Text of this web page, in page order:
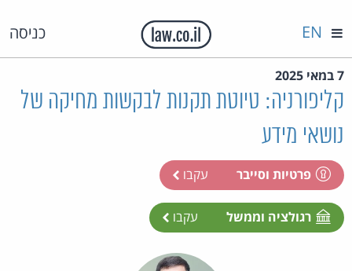
כניסה EN
7 במאי 2025
קליפורניה: טיוטת תקנות לבקשות מחיקה של
נושאי מידע
פרטיות וסייבר עקבו
רגולציה וממשל עקבו